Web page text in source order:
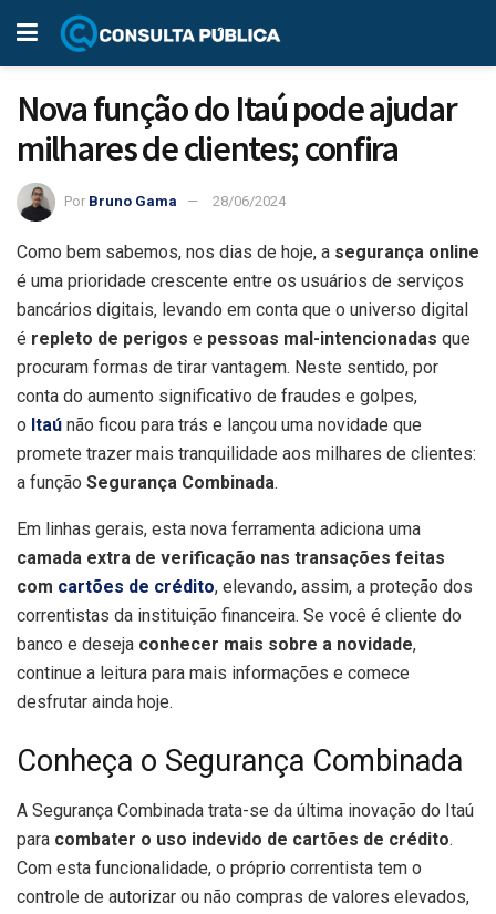
Nova função do Itaú pode ajudar
milhares de clientes; confira
Por Bruno Gama 28/06/2024
Como bem sabemos, nos dias de hoje, a segurança online
é uma prioridade crescente entre os usuários de serviços
bancários digitais, levando em conta que o universo digital
é repleto de perigos e pessoas mal-intencionadas que
procuram formas de tirar vantagem. Neste sentido, por
conta do aumento significativo de fraudes e golpes,
o Itaú não ficou para trás e lançou uma novidade que
promete trazer mais tranquilidade aos milhares de clientes:
a função Segurança Combinada.
Em linhas gerais, esta nova ferramenta adiciona uma
camada extra de verificação nas transações feitas
com cartões de crédito, elevando, assim, a proteção dos
correntistas da instituição financeira. Se você é cliente do
banco e deseja conhecer mais sobre a novidade,
continue a leitura para mais informações e comece
desfrutar ainda hoje.
Conheça o Segurança Combinada
A Segurança Combinada trata-se da última inovação do Itaú
para combater o uso indevido de cartões de crédito.
Com esta funcionalidade, o próprio correntista tem o
controle de autorizar ou não compras de valores elevados,